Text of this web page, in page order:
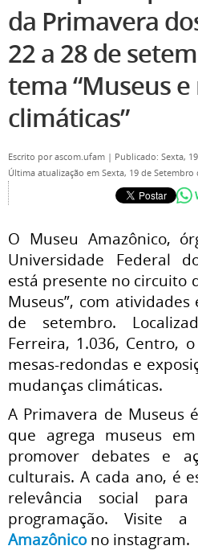
da Primavera
22 a 28 de
tema “Museus
climáticas”
Escrito porascom.ufam | Publicado: Sexta,
Última atualização em Sexta, 19 de Setembro
O Museu Amazônico,
Universidade Federal
está presente no circuito
Museus”, com
de setembro.
Ferreira, 1.036, Centro,
mesas-redondas e
mudanças climáticas.
A Primavera de Museus
que agrega museus
promover debates e
culturais. A cada ano, é
relevância social
programação. Visite a
Amazônicono instagram.